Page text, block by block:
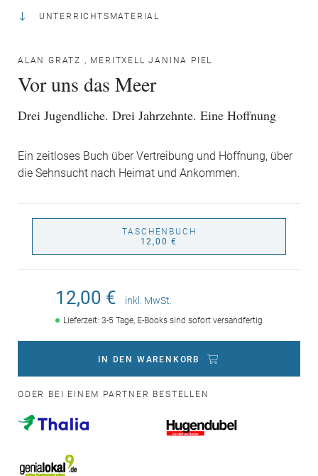
UNTERRICHTSMATERIAL
ALAN GRATZ , MERITXELL JANINA PIEL
Vor uns das Meer
Drei Jugendliche. Drei Jahrzehnte. Eine Hoffnung
Ein zeitloses Buch über Vertreibung und Hoffnung, über
die Sehnsucht nach Heimat und Ankommen.
TASCHENBUCH
12,00 €
12,00 € inkl. MwSt.
Lieferzeit: 3-5 Tage, E-Books sind sofort versandfertig
IN DEN WARENKORB
ODER BEI EINEM PARTNER BESTELLEN